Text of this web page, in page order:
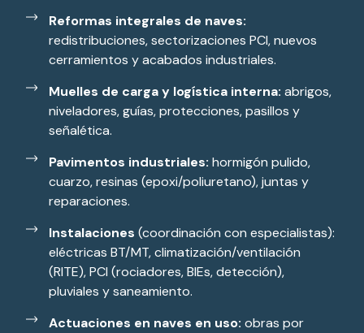
Reformas integrales de naves:
redistribuciones, sectorizaciones PCI, nuevos
cerramientos y acabados industriales.
Muelles de carga y logística interna: abrigos,
niveladores, guías, protecciones, pasillos y
señalética.
Pavimentos industriales: hormigón pulido,
cuarzo, resinas (epoxi/poliuretano), juntas y
reparaciones.
Instalaciones (coordinación con especialistas):
eléctricas BT/MT, climatización/ventilación
(RITE), PCI (rociadores, BIEs, detección),
pluviales y saneamiento.
Actuaciones en naves en uso: obras por